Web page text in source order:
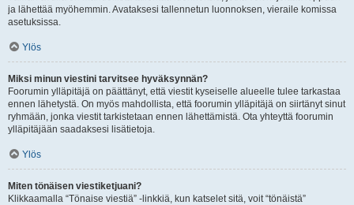
ja lähettää myöhemmin. Avataksesi tallennetun luonnoksen, vieraile komissa
asetuksissa.
Ylös
Miksi minun viestini tarvitsee hyväksynnän?
Foorumin ylläpitäjä on päättänyt, että viestit kyseiselle alueelle tulee tarkastaa
ennen lähetystä. On myös mahdollista, että foorumin ylläpitäjä on siirtänyt sinut
ryhmään, jonka viestit tarkistetaan ennen lähettämistä. Ota yhteyttä foorumin
ylläpitäjään saadaksesi lisätietoja.
Ylös
Miten tönäisen viestiketjuani?
Klikkaamalla “Tönaise viestiä” -linkkiä, kun katselet sitä, voit “tönäistä”